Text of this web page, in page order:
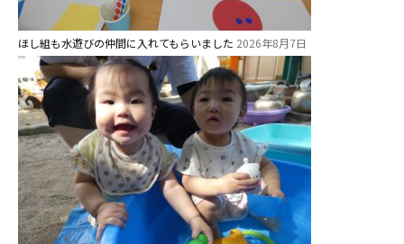
ほし組も水遊びの仲間に入れてもらいました 2026年8月7日
美⽊多チコスブログ
未就園児クラス
0歳親子登園［マカロンクラス ]
1歳・2歳親子登園［マリポサクラ
ス ]
2歳児ひとり登園［ゆず組 ]
グループ施設・